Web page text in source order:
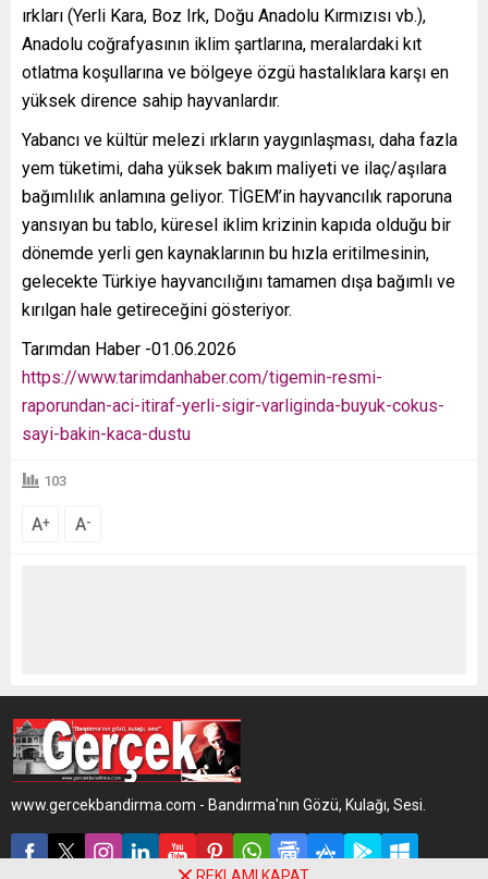
ırkları (Yerli Kara, Boz Irk, Doğu Anadolu Kırmızısı vb.),
Anadolu coğrafyasının iklim şartlarına, meralardaki kıt
otlatma koşullarına ve bölgeye özgü hastalıklara karşı en
yüksek dirence sahip hayvanlardır.
Yabancı ve kültür melezi ırkların yaygınlaşması, daha fazla
yem tüketimi, daha yüksek bakım maliyeti ve ilaç/aşılara
bağımlılık anlamına geliyor. TİGEM’in hayvancılık raporuna
yansıyan bu tablo, küresel iklim krizinin kapıda olduğu bir
dönemde yerli gen kaynaklarının bu hızla eritilmesinin,
gelecekte Türkiye hayvancılığını tamamen dışa bağımlı ve
kırılgan hale getireceğini gösteriyor.
Tarımdan Haber -01.06.2026
https://www.tarimdanhaber.com/tigemin-resmi-
raporundan-aci-itiraf-yerli-sigir-varliginda-buyuk-cokus-
sayi-bakin-kaca-dustu
103
A+ A-
www.gercekbandirma.com - Bandırma'nın Gözü, Kulağı, Sesi.